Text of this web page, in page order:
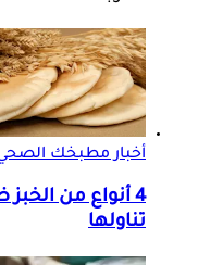
أخبار مطبخك
4 أنواع من
تناولها